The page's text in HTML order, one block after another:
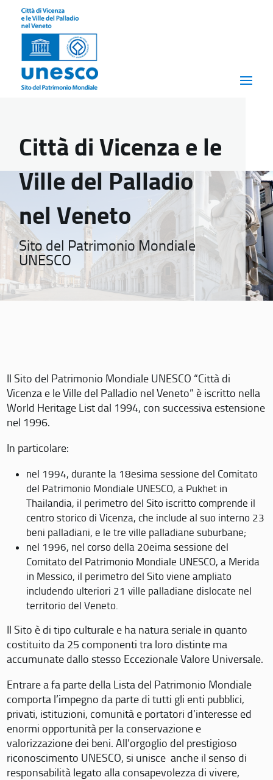
Città di Vicenza e le
Ville del Palladio
nel Veneto
Sito del Patrimonio Mondiale
UNESCO
Il Sito del Patrimonio Mondiale UNESCO “Città di
Vicenza e le Ville del Palladio nel Veneto” è iscritto nella
World Heritage List dal 1994, con successiva estensione
nel 1996.
In particolare:
nel 1994, durante la 18esima sessione del Comitato
del Patrimonio Mondiale UNESCO, a Pukhet in
Thailandia, il perimetro del Sito iscritto comprende il
centro storico di Vicenza, che include al suo interno 23
beni palladiani, e le tre ville palladiane suburbane;
nel 1996, nel corso della 20eima sessione del
Comitato del Patrimonio Mondiale UNESCO, a Merida
in Messico, il perimetro del Sito viene ampliato
includendo ulteriori 21 ville palladiane dislocate nel
territorio del Veneto.
Il Sito è di tipo culturale e ha natura seriale in quanto
costituito da 25 componenti tra loro distinte ma
accumunate dallo stesso Eccezionale Valore Universale.
Entrare a fa parte della Lista del Patrimonio Mondiale
comporta l’impegno da parte di tutti gli enti pubblici,
privati, istituzioni, comunità e portatori d’interesse ed
enormi opportunità per la conservazione e
valorizzazione dei beni. All’orgoglio del prestigioso
riconoscimento UNESCO, si unisce anche il senso di
responsabilità legato alla consapevolezza di vivere,